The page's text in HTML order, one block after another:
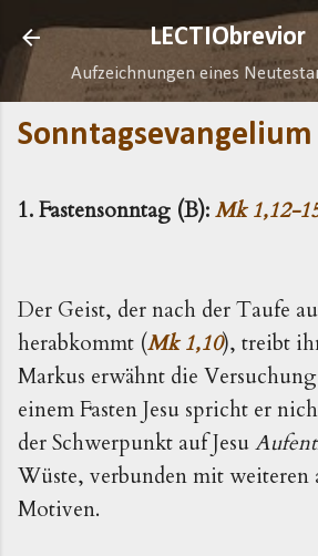
Direkt zum
LECTIObrevior
Aufzeichnungen eines
Sonntagsevangelium
1. Fastensonntag (B):Mk 1,12-
Der Geist, der nach der Taufe
herabkommt (Mk 1,10), treibt
Markus erwähnt die
einem Fasten Jesu spricht er
der Schwerpunkt auf Jesu
Wüste, verbunden mit weiteren
Motiven.